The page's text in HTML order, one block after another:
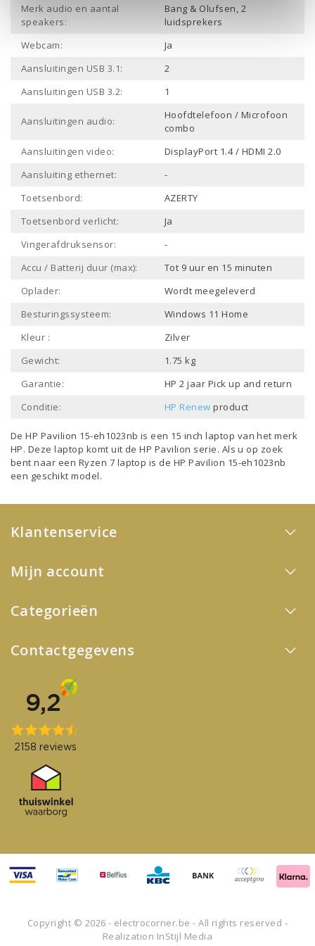
Merk audio en aantal
speakers:
Bang & Olufsen, 2
luidsprekers
Webcam:
Ja
Aansluitingen USB 3.1:
2
Aansluitingen USB 3.2:
1
Aansluitingen audio:
Hoofdtelefoon / Microfoon
combo
Aansluitingen video:
DisplayPort 1.4 / HDMI 2.0
Aansluiting ethernet:
-
Toetsenbord:
AZERTY
Toetsenbord verlicht:
Ja
Vingerafdruksensor:
-
Accu / Batterij duur (max):
Tot 9 uur en 15 minuten
Oplader:
Wordt meegeleverd
Besturingssysteem:
Windows 11 Home
Kleur :
Zilver
Gewicht:
1.75 kg
Garantie:
HP 2 jaar Pick up and return
Conditie:
HP Renew product
De HP Pavilion 15-eh1023nb is een 15 inch laptop van het merk
HP. Deze laptop komt uit deHP Pavilion serie. Als u op zoek
bent naar een Ryzen 7 laptop is de HP Pavilion 15-eh1023nb
een geschikt model.
Klantenservice
Mijn account
Categorieën
Contactgegevens
Copyright © 2026 - electrocorner.be - All rights reserved -
Realization InStijl Media